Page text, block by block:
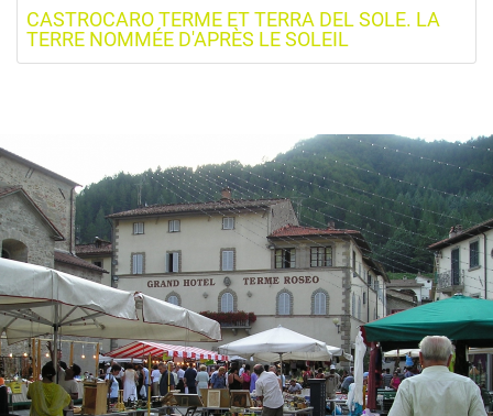
CASTROCARO TERME ET TERRA DEL SOLE. LA
TERRE NOMMÉE D'APRÈS LE SOLEIL